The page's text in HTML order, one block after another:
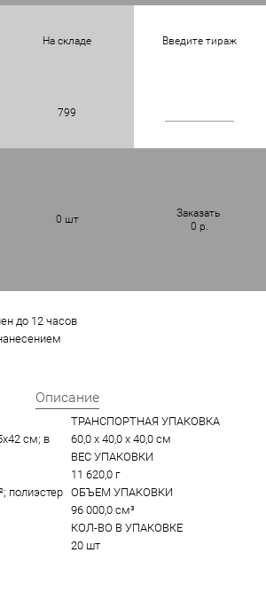
На складе Введите тираж
799
0 шт
Заказать
0 р.
до 12 часов
Описание
см; в
полиэстер
ТРАНСПОРТНАЯ УПАКОВКА
60,0 x 40,0 x 40,0 см
ВЕС УПАКОВКИ
11 620,0 г
ОБЪЕМ УПАКОВКИ
96 000,0 см³
КОЛ-ВО В УПАКОВКЕ
20 шт